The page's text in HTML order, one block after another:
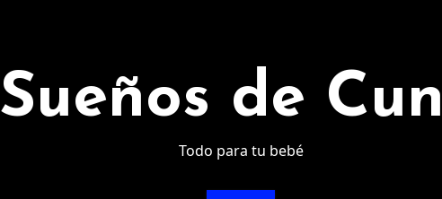
Sueños de
Todo para tu bebé